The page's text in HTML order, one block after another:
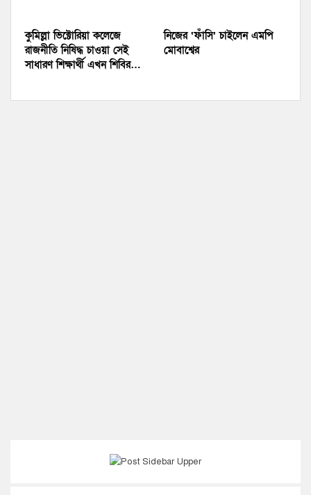
কুমিল্লা ভিক্টোরিয়া কলেজে
রাজনীতি নিষিদ্ধ চাওয়া সেই
সাধারণ শিক্ষার্থী এখন শিবির…
নিজের ‘ফাঁসি’ চাইলেন এমপি
মোবাশ্বের